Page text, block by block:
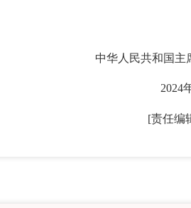
中华人民共和国主
2024
[责任编